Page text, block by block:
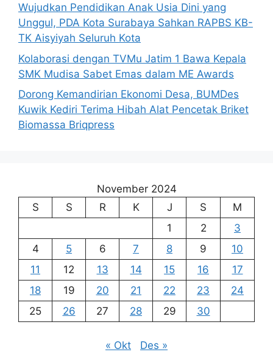
Wujudkan Pendidikan Anak Usia Dini yang
Unggul, PDA Kota Surabaya Sahkan RAPBS KB-
TK Aisyiyah Seluruh Kota
Kolaborasi dengan TVMu Jatim 1 Bawa Kepala
SMK Mudisa Sabet Emas dalam ME Awards
Dorong Kemandirian Ekonomi Desa, BUMDes
Kuwik Kediri Terima Hibah Alat Pencetak Briket
Biomassa Briqpress
November 2024
S
S R K J S
M
1
2
3
4
5 6 7 8 9
10
11
12 13 14 15 16
17
18
19 20 21 22 23
24
25
26 27 28 29 30
« Okt Des »